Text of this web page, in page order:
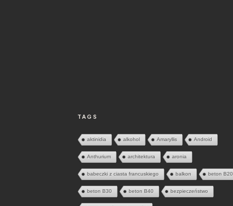
TAGS
aktinidia alkohol Amaryllis Android
Anthurium architektura aronia
babeczki z ciasta francuskiego balkon beton B20
beton B30 beton B40 bezpieczeństwo